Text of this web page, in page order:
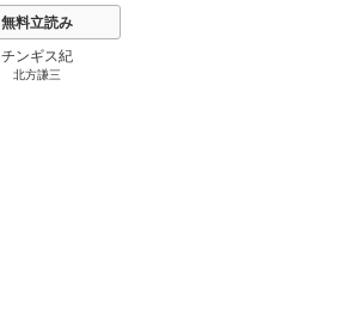
無料立読み
チンギス紀
北方謙三